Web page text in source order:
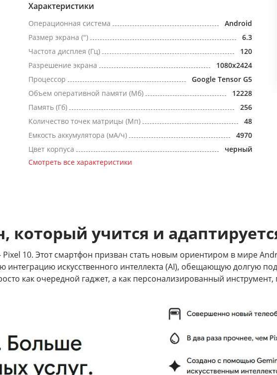
Характеристики
Операционная система
Android
Размер экрана (")
6.3
Частота дисплея (Гц)
120
Разрешение экрана
1080x2424
Процессор
Google Tensor G5
Объем оперативной памяти (Мб)
12228
Память (Гб)
256
Количество точек матрицы (Мп)
48
Емкость аккумулятора (мА/ч)
4970
Цвет корпуса
черный
Смотреть все характеристики
который учится и
10. Этот смартфон призван стать новым ориентиром в мире
интеграцию искусственного интеллекта (AI), обещающую долгую
как очередной гаджет, а как персонализированный